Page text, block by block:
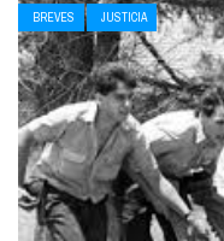
BREVES JUSTICIA